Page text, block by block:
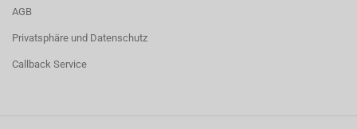
AGB
Privatsphäre und Datenschutz
Callback Service